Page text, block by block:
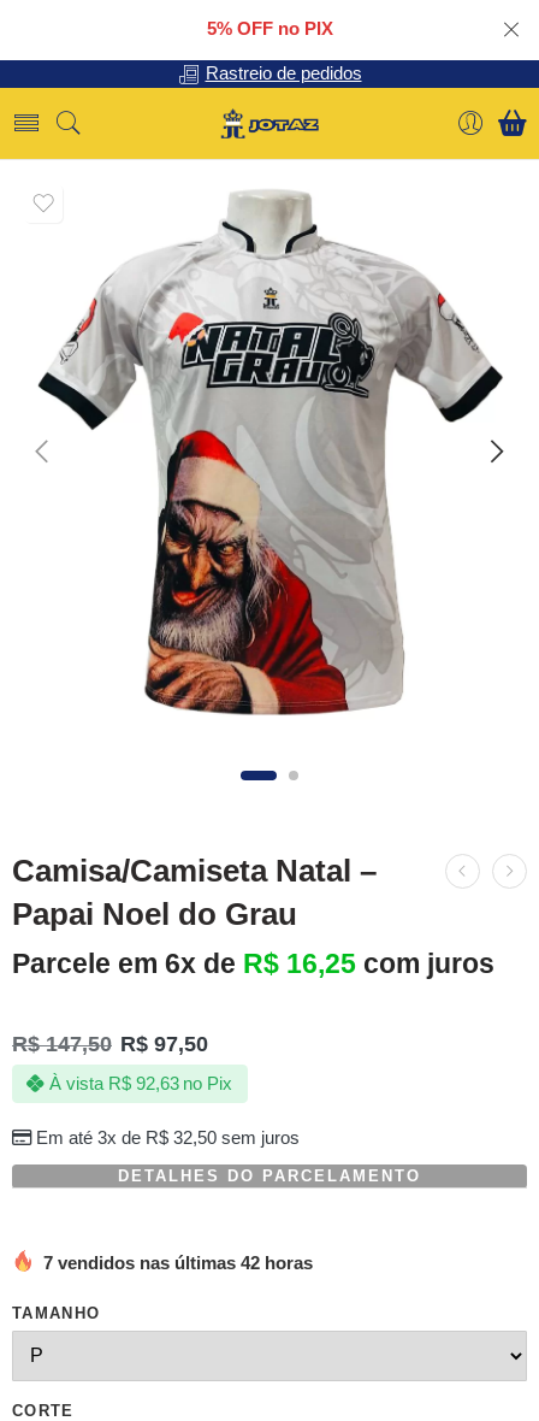
5% OFF no PIX
Rastreio de pedidos
Camisa/Camiseta Natal –
Papai Noel do Grau
Parcele em 6x de R$ 16,25 com juros
R$147,50 R$ 97,50
Em até 3x de R$32,50sem juros
À vista R$92,63 no Pix
DETALHES DO PARCELAMENTO
7 vendidos nas últimas 42 horas
TAMANHO
CORTE